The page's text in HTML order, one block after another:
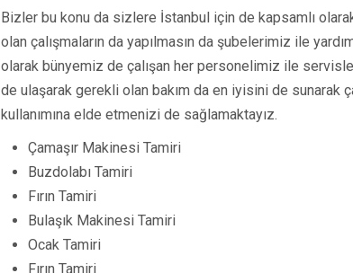
Bizler bu konu da sizlere İstanbul için de kapsamlı
olan çalışmaların da yapılmasın da şubelerimiz ile
olarak bünyemiz de çalışan her personelimiz ile
de ulaşarak gerekli olan bakım da en iyisini de sunarak
kullanımına elde etmenizi de sağlamaktayız.
Çamaşır Makinesi Tamiri
Buzdolabı Tamiri
Fırın Tamiri
Bulaşık Makinesi Tamiri
Ocak Tamiri
Fırın Tamiri